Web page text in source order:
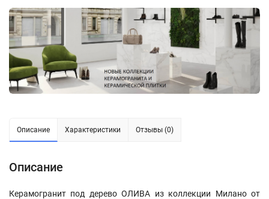
Описание Характеристики Отзывы (0)
Описание
Керамогранит под дерево ОЛИВА из коллекции Милано от